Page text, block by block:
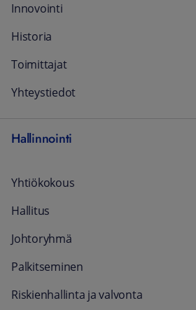
Innovointi
Historia
Toimittajat
Yhteystiedot
Hallinnointi
Yhtiökokous
Hallitus
Johtoryhmä
Palkitseminen
Riskienhallinta ja valvonta